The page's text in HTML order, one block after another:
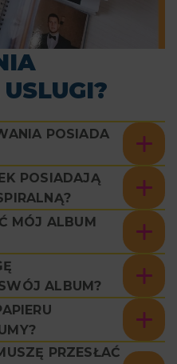
POSIADA
POSIADAJĄ
MÓJ ALBUM
ALBUM?
PRZESŁAĆ